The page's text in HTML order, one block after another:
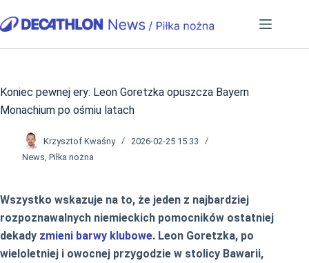
do
Koniec pewnej ery: Leon Goretzka opuszcza Bayern
Monachium po ośmiu latach
Krzysztof Kwaśny
2026-02-25 15:33
News, Piłka nożna
Wszystko wskazuje na to, że jeden z najbardziej
rozpoznawalnych niemieckich pomocników ostatniej
dekady zmieni barwy klubowe. Leon Goretzka, po
wieloletniej i owocnej przygodzie w stolicy Bawarii,